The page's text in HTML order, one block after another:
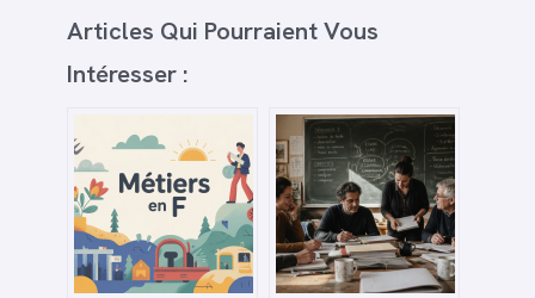
Articles Qui Pourraient Vous
Intéresser :